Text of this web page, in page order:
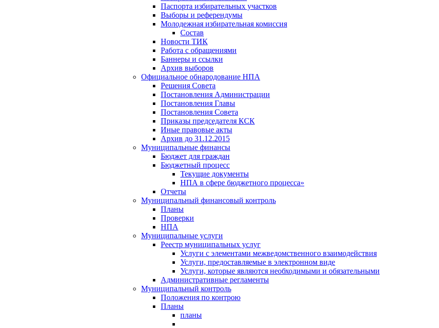
Паспорта избирательных участков
Выборы и референдумы
Молодежная избирательная комиссия
Состав
Новости ТИК
Работа с обращениями
Баннеры и ссылки
Архив выборов
Официальное обнародование НПА
Решения Совета
Постановления Администрации
Постановления Главы
Постановления Совета
Приказы председателя КСК
Иные правовые акты
Архив до 31.12.2015
Муниципальные финансы
Бюджет для граждан
Бюджетный процесс
Текущие документы
НПА в сфере бюджетного процесса»
Отчеты
Муниципальный финансовый контроль
Планы
Проверки
НПА
Муниципальные услуги
Реестр муниципальных услуг
Услуги с элементами межведомственного взаимодействия
Услуги, предоставляемые в электронном виде
Услуги, которые являются необходимыми и обязательными
Административные регламенты
Муниципальный контроль
Положения по контрою
Планы
планы